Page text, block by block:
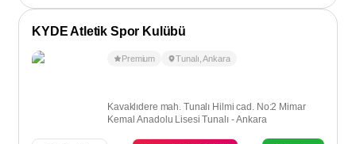
KYDE Atletik Spor Kulübü
Premium Tunalı ,Ankara
Kavaklıdere mah. Tunalı Hilmi cad. No:2 Mimar
Kemal Anadolu Lisesi Tunalı - Ankara